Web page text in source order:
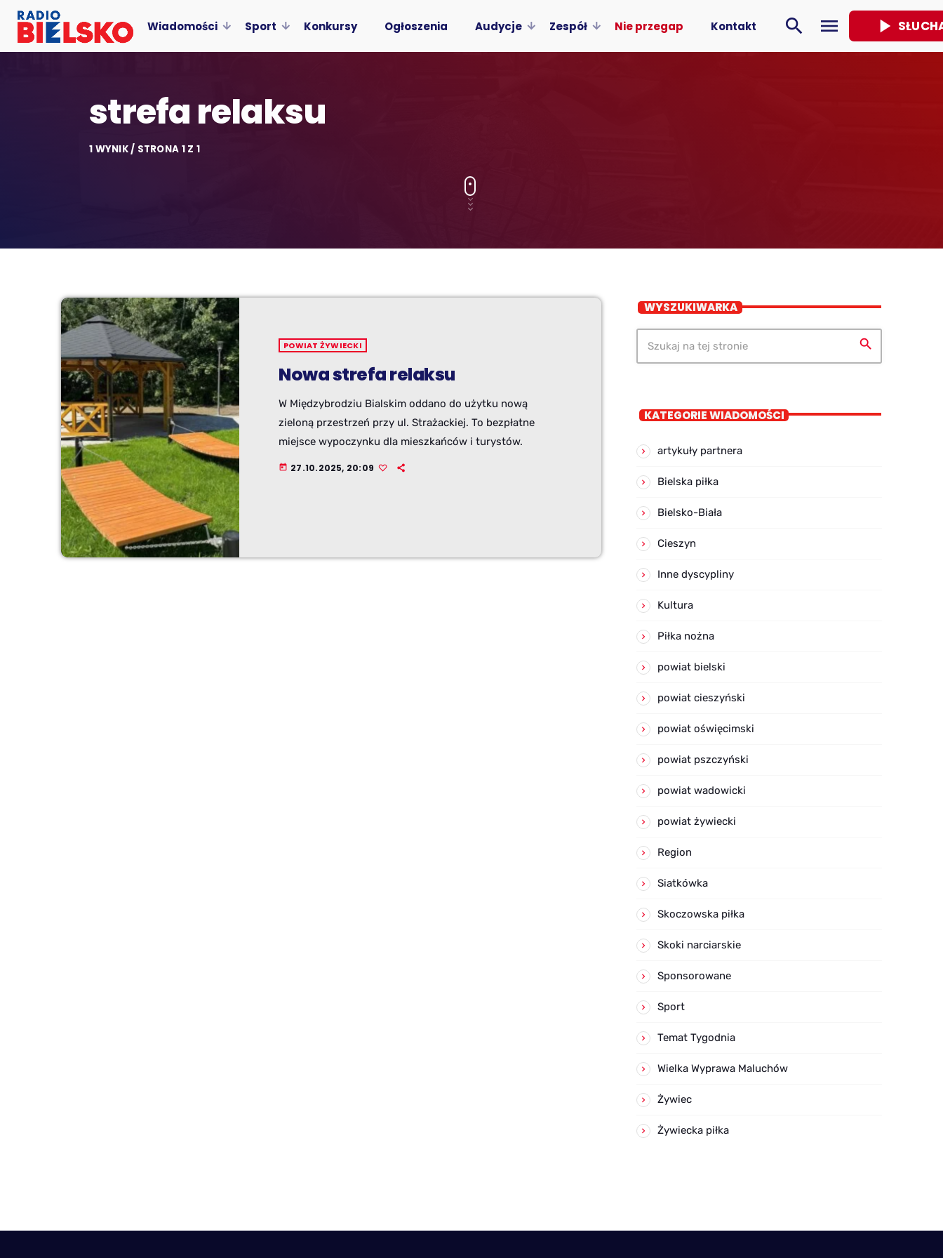
Wiadomości Sport Konkursy Ogłoszenia Audycje Zespół Nie przegap Kontakt search menu play_arrow
strefa relaksu
1 WYNIK / STRONA 1 Z 1
POWIAT ŻYWIECKI
Nowa strefa relaksu
W Międzybrodziu Bialskim oddano do użytku nową
zieloną przestrzeń przy ul. Strażackiej. To bezpłatne
miejsce wypoczynku dla mieszkańców i turystów.
today 27.10.2025, 20:09
WYSZUKIWARKA
search
KATEGORIE WIADOMOŚCI
artykuły partnera
Bielska piłka
Bielsko-Biała
Cieszyn
Inne dyscypliny
Kultura
Piłka nożna
powiat bielski
powiat cieszyński
powiat oświęcimski
powiat pszczyński
powiat wadowicki
powiat żywiecki
Region
Siatkówka
Skoczowska piłka
Skoki narciarskie
Sponsorowane
Sport
Temat Tygodnia
Wielka Wyprawa Maluchów
Żywiec
Żywiecka piłka